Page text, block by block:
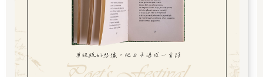
「人是唯一只會消耗資源卻不事生產的動物。他們既不產
奶，也不下蛋，虛弱得推不動犁，跑太慢又抓不到兔子，然而他
們卻是所有動物的主宰。人類驅策動物工作，卻只回報僅能勉強
充飢的食物，剩下的都占為己有。我們付出勞力耕作土地，用糞
便滋養土壤，然而我們擁有的卻只有這一身皮囊。坐在我眼前的
牛群，你們去年生產了幾千加侖的奶？那些本應該用來哺育健壯